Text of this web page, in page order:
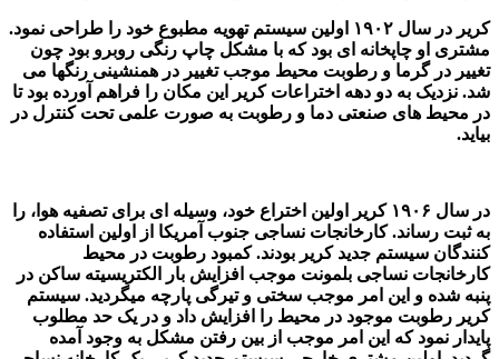
کریر در سال ۱۹۰۲ اولین سیستم تهویه مطبوع خود را طراحی نمود.
مشتری او چاپخانه ای بود که با مشکل چاپ رنگی روبرو بود چون
تغییر در گرما و رطوبت محیط موجب تغییر در همنشینی رنگها می
شد. نزدیک به دو دهه اختراعات کریر این مکان را فراهم آورده بود تا
در محیط های صنعتی دما و رطوبت به صورت علمی تحت کنترل در
بیاید.
در سال ۱۹۰۶ کریر اولین اختراع خود، وسیله ای برای تصفیه هوا، را
به ثبت رساند. کارخانجات نساجی جنوب آمریکا از اولین استفاده
کنندگان سیستم جدید کریر بودند. کمبود رطوبت در محیط
کارخانجات نساجی بلمونت موجب افزایش بار الکتریسیته ساکن در
پنبه شده و این امر موجب سختی و تیرگی پارچه میگردید. سیستم
کریر رطوبت موجود در محیط را افزایش داد و در یک حد مطلوب
پایدار نمود که این امر موجب از بین رفتن مشکل به وجود آمده